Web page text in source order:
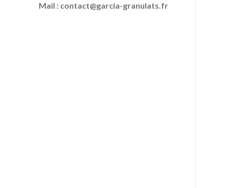
Mail : contact@garcia-granulats.fr